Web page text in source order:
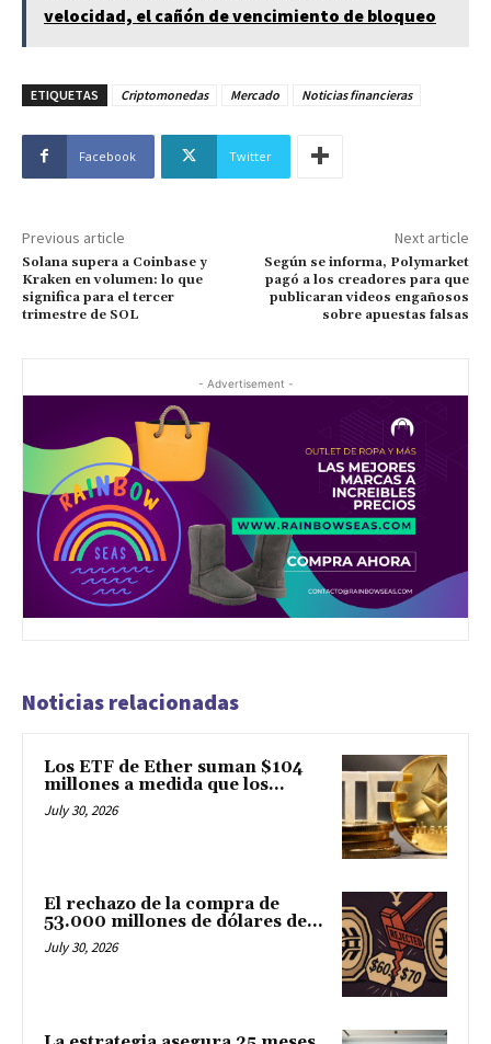
velocidad, el cañón de vencimiento de bloqueo
ETIQUETAS Criptomonedas Mercado Noticias financieras
Facebook Twitter
Previous article
Solana supera a Coinbase y
Kraken en volumen: lo que
significa para el tercer
trimestre de SOL
Next article
Según se informa, Polymarket
pagó a los creadores para que
publicaran videos engañosos
sobre apuestas falsas
- Advertisement -
Noticias relacionadas
Los ETF de Ether suman $104
millones a medida que los...
July 30, 2026
El rechazo de la compra de
53.000 millones de dólares de...
July 30, 2026